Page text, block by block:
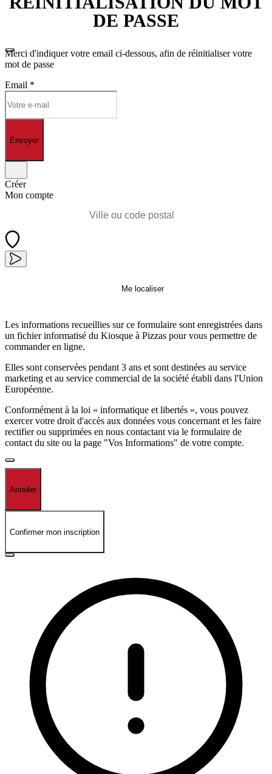
DE PASSE
Merci d'indiquer votre email ci-dessous, afin de réinitialiser votre
mot de passe
Email *
Envoyer
Créer
Mon compte
Me localiser
Les informations recueillies sur ce formulaire sont enregistrées dans
un fichier informatisé du Kiosque à Pizzas pour vous permettre de
commander en ligne.
Elles sont conservées pendant 3 ans et sont destinées au service
marketing et au service commercial de la société établi dans l'Union
Européenne.
Conformément à la loi « informatique et libertés », vous pouvez
exercer votre droit d'accès aux données vous concernant et les faire
rectifier ou supprimées en nous contactant via le formulaire de
contact du site ou la page "Vos Informations" de votre compte.
Annuler
Confirmer mon inscription